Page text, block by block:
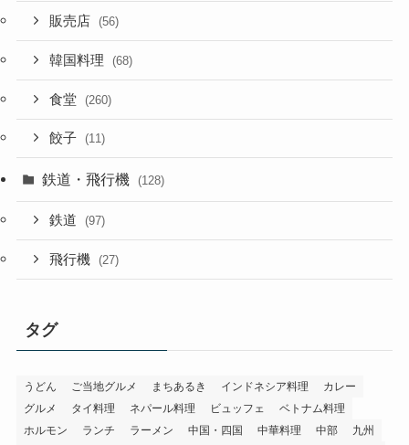
販売店 (56)
韓国料理 (68)
食堂 (260)
餃子 (11)
鉄道・飛行機 (128)
鉄道 (97)
飛行機 (27)
タグ
うどん ご当地グルメ まちあるき インドネシア料理
カレー
グルメ
タイ料理 ネパール料理 ビュッフェ
ベトナム料理
ホルモン
ランチ ラーメン 中国・四国 中華料理 中部
九州